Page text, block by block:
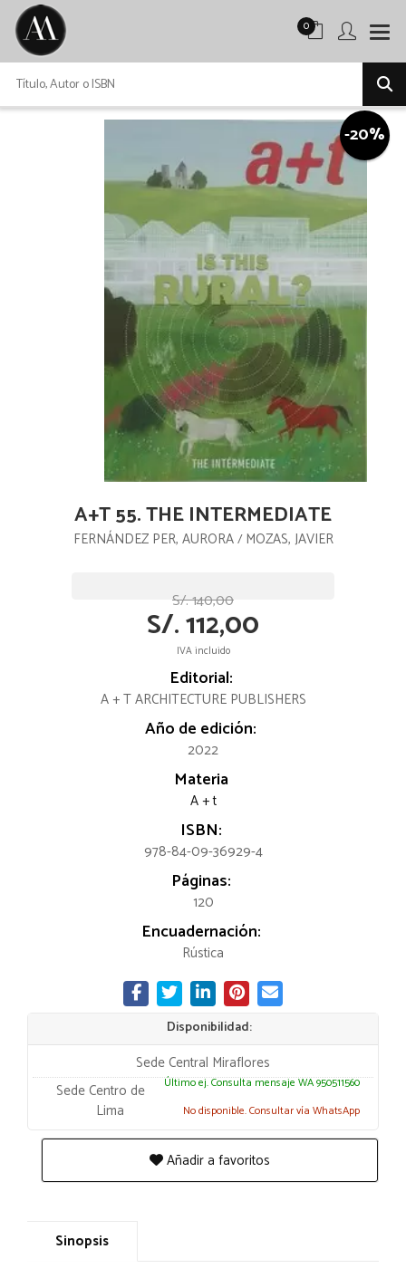
0
-20%
A+T 55. THE INTERMEDIATE
FERNÁNDEZ PER, AURORA/MOZAS, JAVIER
S/. 140,00
S/. 112,00
IVA incluido
Editorial:
A + T ARCHITECTURE PUBLISHERS
Año de edición:
2022
Materia
A + t
ISBN:
978-84-09-36929-4
Páginas:
120
Encuadernación:
Rústica
Disponibilidad:
Sede Central Miraflores
Último ej. Consulta mensaje WA 950511560
Sede Centro de
Lima
No disponible. Consultar vía WhatsApp
Añadir a favoritos
Sinopsis